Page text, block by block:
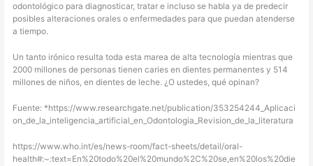
odontológico para diagnosticar, tratar e incluso se habla ya de predecir
posibles alteraciones orales o enfermedades para que puedan atenderse
a tiempo.
Un tanto irónico resulta toda esta marea de alta tecnología mientras que
2000 millones de personas tienen caries en dientes permanentes y 514
millones de niños, en dientes de leche. ¿O ustedes, qué opinan?
Fuente: *https://www.researchgate.net/publication/353254244_Aplicaci
on_de_la_inteligencia_artificial_en_Odontologia_Revision_de_la_literatura
https://www.who.int/es/news-room/fact-sheets/detail/oral-
health#:~:text=En%20todo%20el%20mundo%2C%20se,en%20los%20die